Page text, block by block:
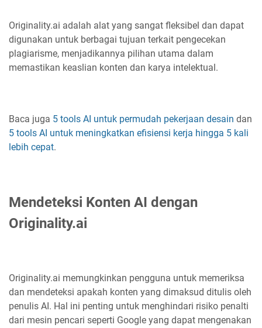
Originality.ai adalah alat yang sangat fleksibel dan dapat
digunakan untuk berbagai tujuan terkait pengecekan
plagiarisme, menjadikannya pilihan utama dalam
memastikan keaslian konten dan karya intelektual.
Baca juga 5 tools AI untuk permudah pekerjaan desain dan
5 tools AI untuk meningkatkan efisiensi kerja hingga 5 kali
lebih cepat.
Mendeteksi Konten AI dengan
Originality.ai
Originality.ai memungkinkan pengguna untuk memeriksa
dan mendeteksi apakah konten yang dimaksud ditulis oleh
penulis AI. Hal ini penting untuk menghindari risiko penalti
dari mesin pencari seperti Google yang dapat mengenakan